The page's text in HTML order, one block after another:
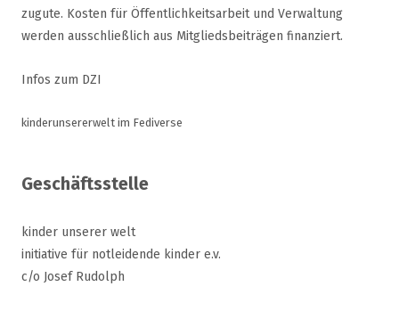
zugute. Kosten für Öffentlichkeitsarbeit und Verwaltung
werden ausschließlich aus Mitgliedsbeiträgen finanziert.
Infos zum DZI
kinderunsererwelt im Fediverse
Geschäftsstelle
kinder unserer welt
initiative für notleidende kinder e.v.
c/o Josef Rudolph